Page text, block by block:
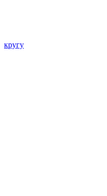
кругу